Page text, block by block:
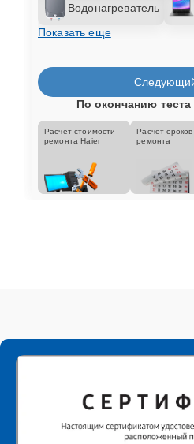
Водонагреватель
Показать еще
По окончанию
Расчет стоимости
ремонта Haier
Расчет сроков
ремонта